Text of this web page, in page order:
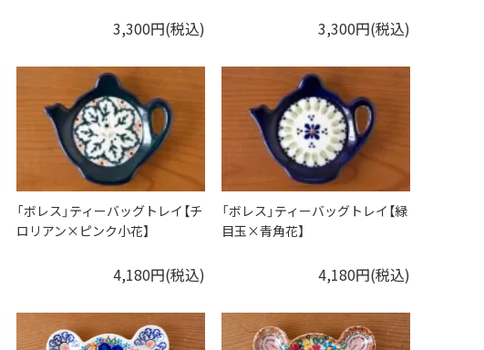
3,300円(税込) 3,300円(税込)
「ボレス」ティーバッグトレイ【チ
ロリアン×ピンク小花】
4,180円(税込)
「ボレス」ティーバッグトレイ【緑
目玉×青角花】
4,180円(税込)